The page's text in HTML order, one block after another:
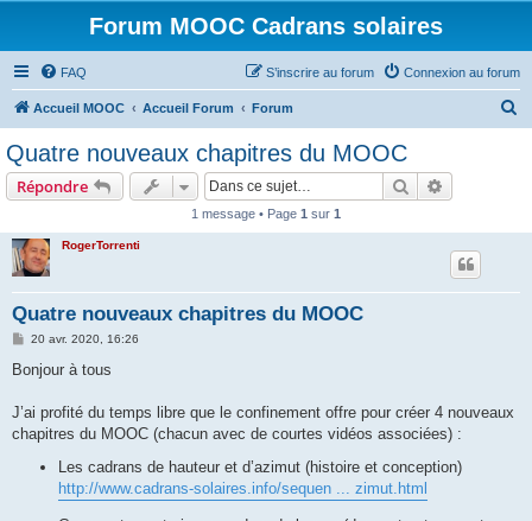
Forum MOOC Cadrans solaires
FAQ Connexion au forum
S’inscrire au forum
Accueil MOOC Accueil Forum Forum
Quatre nouveaux chapitres du MOOC
Répondre Rechercher
1 message • Page 1 sur 1
RogerTorrenti
Quatre nouveaux chapitres du MOOC
M
s
g
20 avr. 2020, 16:26
Bonjour à tous
J’ai profité du temps libre que le confinement offre pour créer 4 nouveaux
chapitres du MOOC (chacun avec de courtes vidéos associées) :
Les cadrans de hauteur et d’azimut (histoire et conception)
http://www.cadrans-solaires.info/sequen ... zimut.html